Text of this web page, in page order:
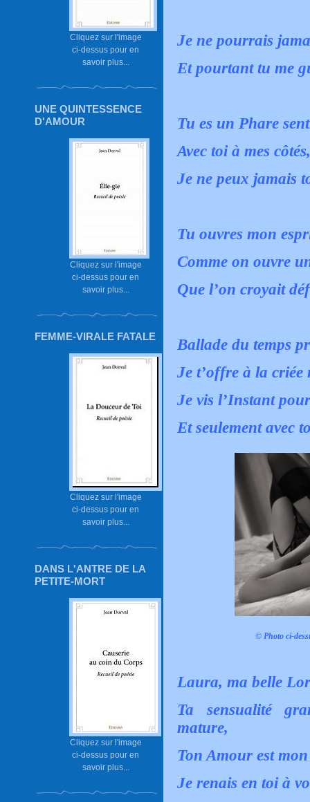
Cliquez sur l'image
ci-dessus pour en
savoir plus...
UNE QUINTESSENCE
D'AMOUR
Cliquez sur l'image
ci-dessus pour en
savoir plus...
FEMME-VIRALE FATALE
Cliquez sur l'image
ci-dessus pour en
savoir plus...
DANS L'ANTRE DE LA
PETITE-MORT
Cliquez sur l'image
ci-dessus pour en
savoir plus...
Je ne pourrais
Et pourtant tu me
Tu es un Phare
Avec toi à mes
Je ne peux jamais
Tu ouvres mon
Comme on ouvre
Que l’on croyait
Ballade du temps
Je t’offre à la criée
Je vis l’Instant
Et seulement avec
© Photo ci-
Laura, ma belle
Ta sensualité
mature,
Ton Amour est
Je renais en toi à